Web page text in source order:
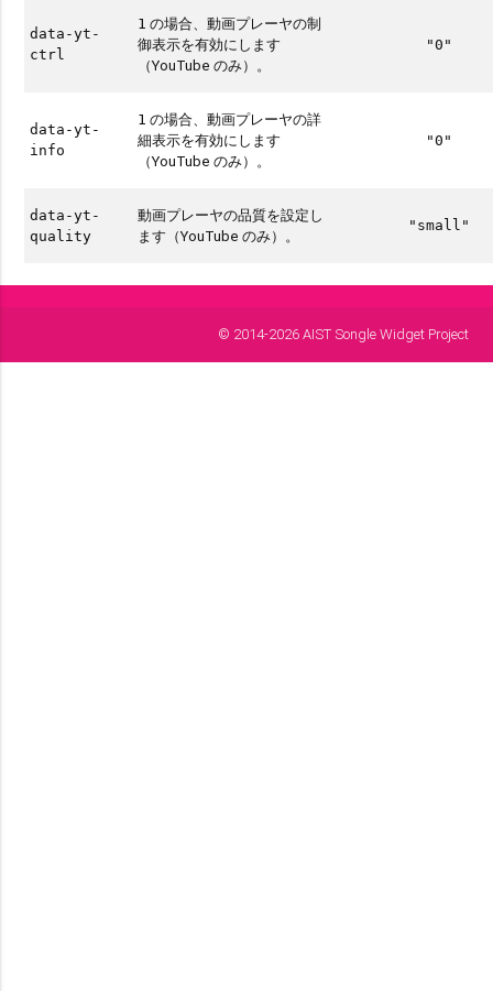
data-yt-
ctrl
1 の場合、動画プレーヤの制
御表示を有効にします
（YouTube のみ）。
"0"
data-yt-
info
1 の場合、動画プレーヤの詳
細表示を有効にします
（YouTube のみ）。
"0"
data-yt-
quality
動画プレーヤの品質を設定し
ます（YouTube のみ）。
"small"
© 2014-2026 AIST Songle Widget Project